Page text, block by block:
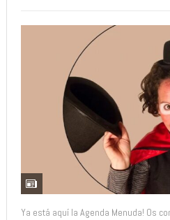
Ya está aquí la Agenda Menuda! Os